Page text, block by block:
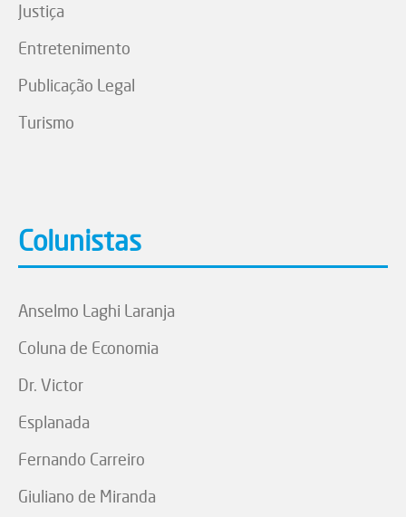
Justiça
Entretenimento
Publicação Legal
Turismo
Colunistas
Anselmo Laghi Laranja
Coluna de Economia
Dr. Victor
Esplanada
Fernando Carreiro
Giuliano de Miranda